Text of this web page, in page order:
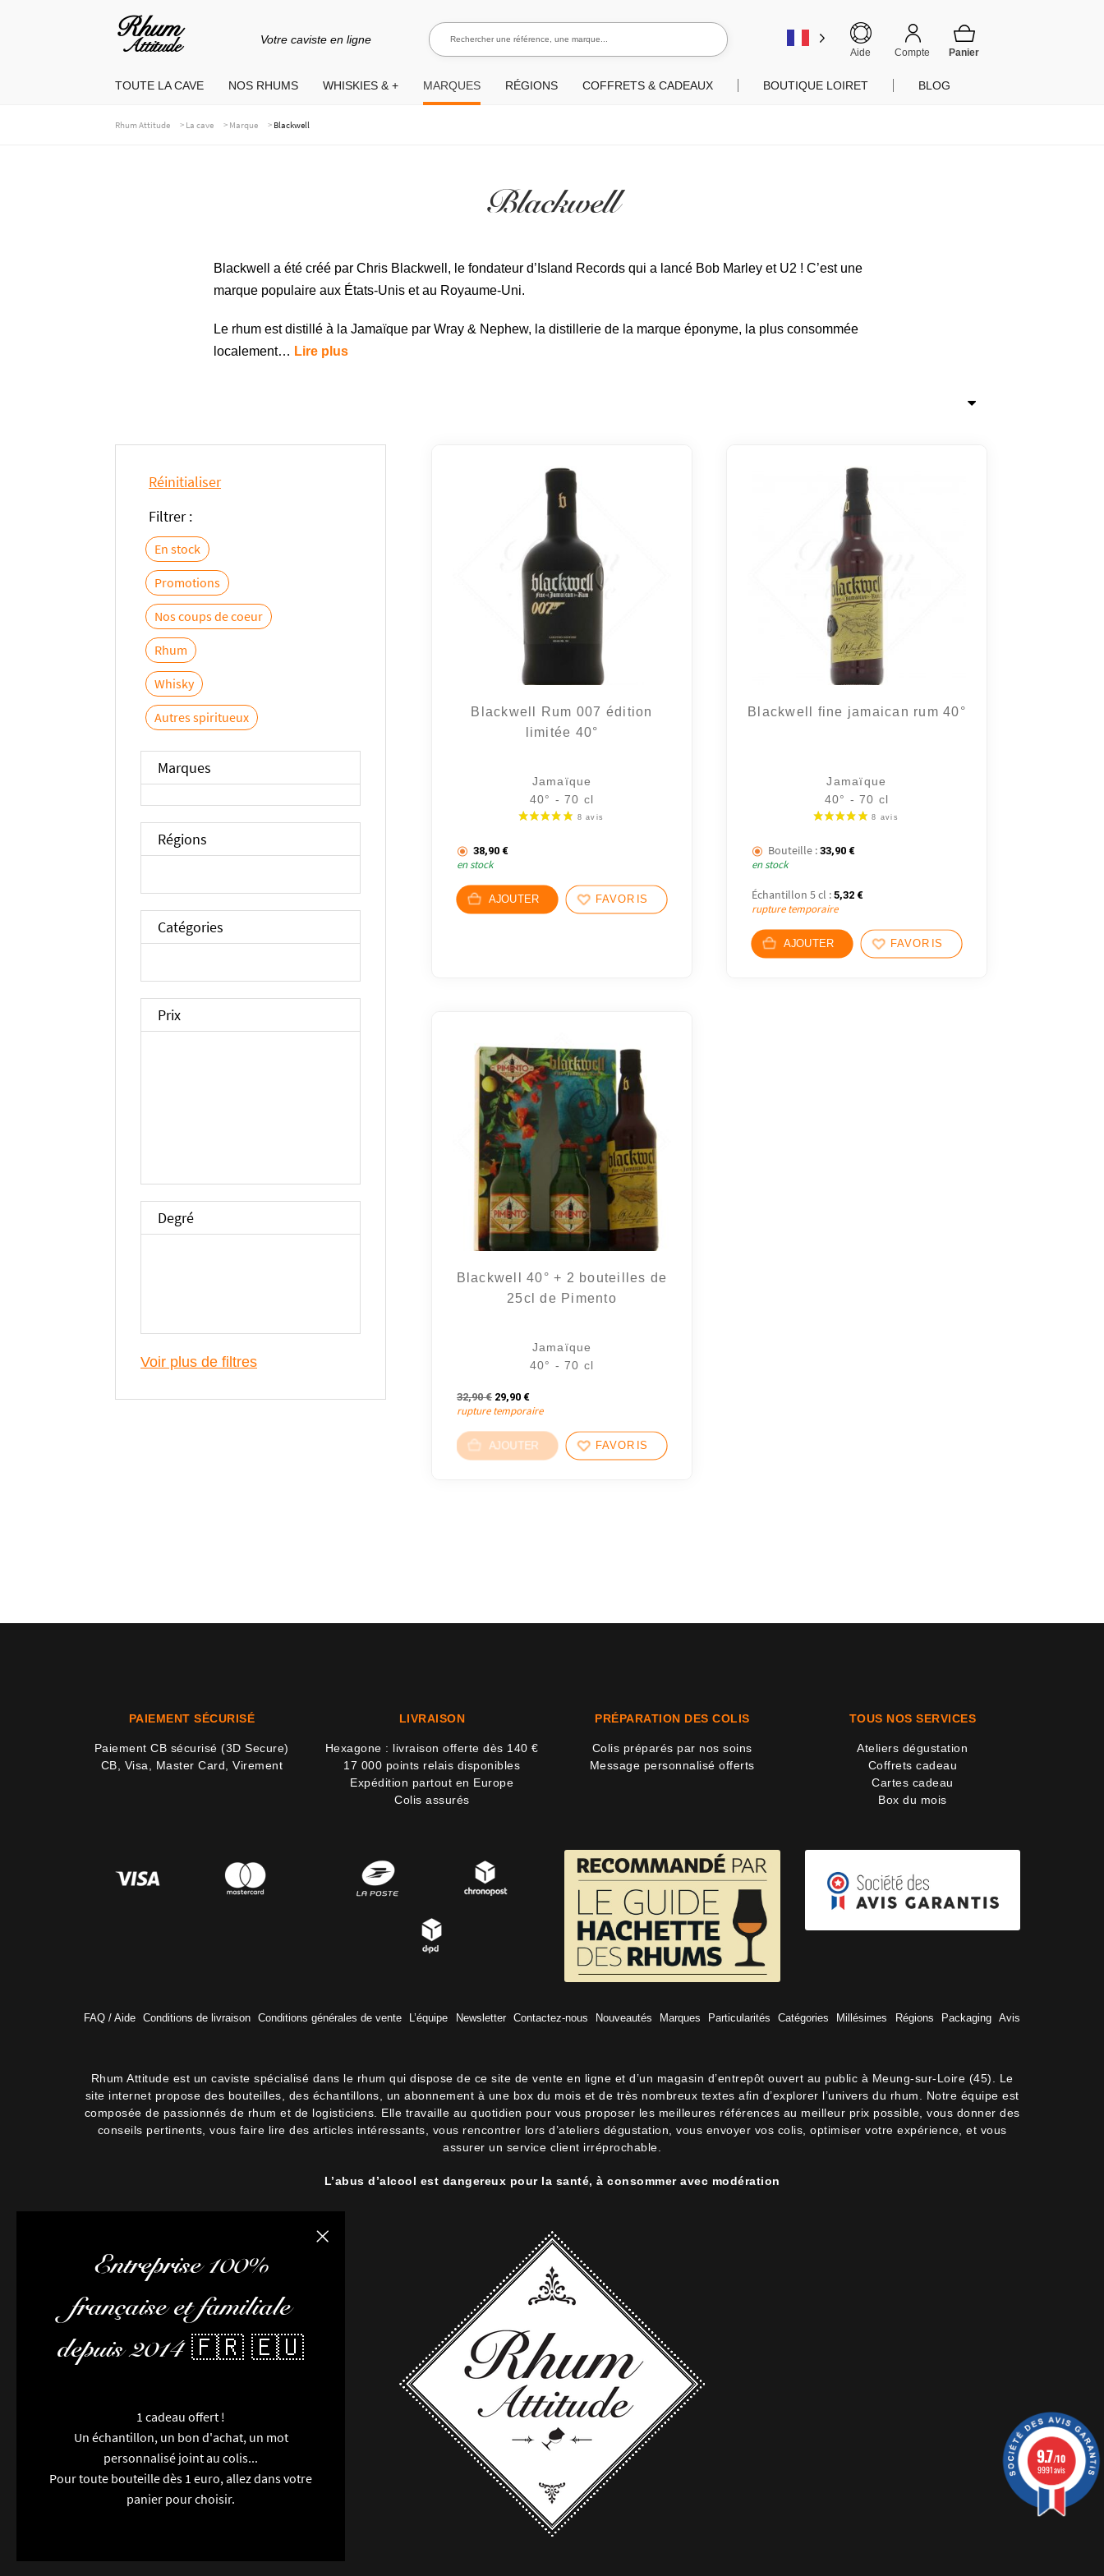
Aller
la
Aller
contenu
Votre caviste en ligne
Aide Compte
Rechercher une référence, une marque...
Rechercher
TOUTE LA CAVE NOS RHUMS WHISKIES & + MARQUES RÉGIONS COFFRETS & CADEAUX BOUTIQUE LOIRET BLOG
Rhum Attitude > La cave > Marque > Blackwell
Blackwell
Blackwell a été créé par Chris Blackwell, le fondateur d’Island Records qui a lancé Bob Marley et U2 ! C’est une
marque populaire aux États-Unis et au Royaume-Uni.
Le rhum est distillé à la Jamaïque par Wray & Nephew, la distillerie de la marque éponyme, la plus consommée
localement… Lire plus
Réinitialiser
Filtrer :
En stock
Promotions
Nos coups de coeur
Rhum
Whisky
Autres spiritueux
Marques
Régions
Catégories
Prix
Degré
Voir plus de filtres
Blackwell Rum 007 édition
limitée 40°
Jamaïque
40° - 70 cl
38,90 €
en stock
AJOUTER FAVORIS
Blackwell fine jamaican rum 40°
Jamaïque
40° - 70 cl
Bouteille : 33,90 €
en stock
Échantillon 5 cl : 5,32 €
rupture temporaire
AJOUTER FAVORIS
Blackwell 40° + 2 bouteilles de
25cl de Pimento
Jamaïque
40° - 70 cl
32,90€ Le prix initial était : 32,90 €.
29,90 €Le prix actuel est : 29,90 €.
rupture temporaire
AJOUTER FAVORIS
Fermer la boite
Entreprise 100%
française et familiale
depuis 2014 🇫🇷 🇪🇺
1 cadeau offert !
Un échantillon, un bon d'achat, un mot
personnalisé joint au colis...
Pour toute bouteille dès 1 euro, allez dans votre
panier pour choisir.
PAIEMENT SÉCURISÉ
Paiement CB sécurisé (3D Secure)
CB, Visa, Master Card, Virement
LIVRAISON
Hexagone : livraison offerte dès 140 €
17 000 points relais disponibles
Expédition partout en Europe
Colis assurés
PRÉPARATION DES COLIS
Colis préparés par nos soins
Message personnalisé offerts
TOUS NOS SERVICES
Ateliers dégustation
Coffrets cadeau
Cartes cadeau
Box du mois
FAQ / Aide Conditions de livraison Conditions générales de vente L’équipe Newsletter Contactez-nous Nouveautés Marques Particularités Catégories Millésimes Régions Packaging Avis
Rhum Attitude est un caviste spécialisé dans le rhum qui dispose de ce site de vente en ligne et d’un magasin d’entrepôt ouvert au public à Meung-sur-Loire (45). Le
site internet propose des bouteilles, des échantillons, un abonnement à une box du mois et de très nombreux textes afin d’explorer l’univers du rhum. Notre équipe est
composée de passionnés de rhum et de logisticiens. Elle travaille au quotidien pour vous proposer les meilleures références au meilleur prix possible, vous donner des
conseils pertinents, vous faire lire des articles intéressants, vous rencontrer lors d’ateliers dégustation, vous envoyer vos colis, optimiser votre expérience, et vous
assurer un service client irréprochable.
L’abus d’alcool est dangereux pour la santé, à consommer avec modération
9.7/10
9991 avis